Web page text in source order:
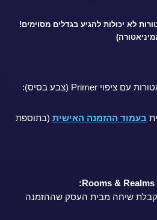
לא יכולות להגיע בגדלים מסוימים!
ניתן להזמין את המיניאטורות עם ציפוי Primer (צבע בסיס):
בעמוד ההזמנה האישית (בתוספת
שיחה מבית העסק שההזמנה